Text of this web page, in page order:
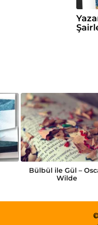
Bülbül ile Gül –
Wilde